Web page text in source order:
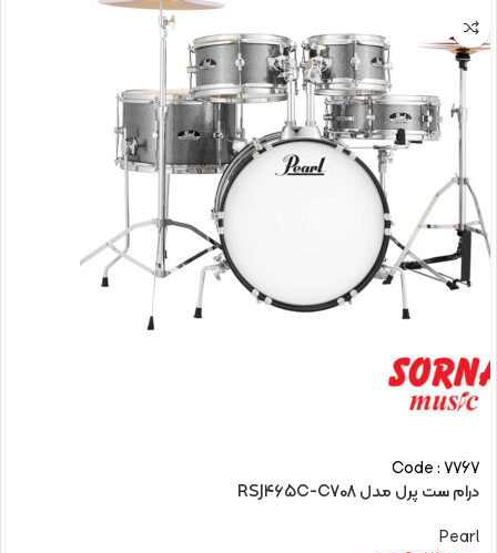
Code : 7767
درام ست پرل مدل RSJ465C-C708
Pearl